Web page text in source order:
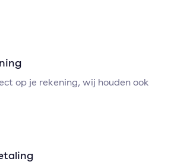
op je rekening, wij houden ook